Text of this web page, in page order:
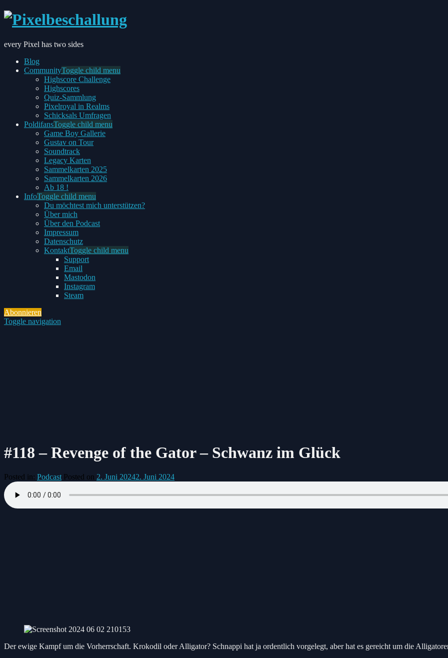
every Pixel has two sides
Blog
CommunityToggle child menu
Highscore Challenge
Highscores
Quiz-Sammlung
Pixelroyal in Realms
Schicksals Umfragen
PoldifansToggle child menu
Game Boy Gallerie
Gustav on Tour
Soundtrack
Legacy Karten
Sammelkarten 2025
Sammelkarten 2026
Ab 18 !
InfoToggle child menu
Du möchtest mich unterstützen?
Über mich
Über den Podcast
Impressum
Datenschutz
KontaktToggle child menu
Support
Email
Mastodon
Instagram
Steam
Abonnieren
Toggle navigation
#118 – Revenge of the Gator – Schwanz im Glück
Posted in: Podcast Posted on 2. Juni 20242. Juni 2024
Der ewige Kampf um die Vorherrschaft. Krokodil oder Alligator? Schnappi hat ja ordentlich vorgelegt, aber hat es gereicht um die